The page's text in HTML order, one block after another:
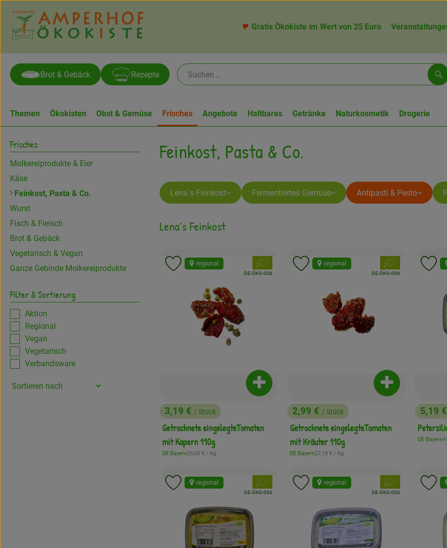
Gratis Ökokiste im Wert von 25 Euro
Brot & Gebäck Rezepte
Themen Ökokisten Obst & Gemüse Frisches Angebote Haltbares Getränke Naturkosmetik Drogerie
Frisches
Molkereiprodukte & Eier
Käse
Feinkost, Pasta & Co.
Wurst
Fisch & Fleisch
Brot & Gebäck
Vegetarisch & Vegan
Ganze Gebinde Molkereiprodukte
Filter & Sortierung
Aktion
Regional
Vegan
Vegetarisch
Verbandsware
Feinkost, Pasta & Co.
Lena´s Feinkost Fermentiertes Gemüse Antipasti & Pesto
Lena´s Feinkost
, Preis:
3,19 € / Stück
Getrocknete eingelegteTomaten
mit Kapern 110g
, Herkunft:
DE Bayern, Referenzpreis:
29,00 € / kg
Produkt zum Warenkorb hinzufügen
, Verband:
, Kontrollstelle:
DE-ÖKO-006
regional
Produkt zu Favouriten hinzufügen
, Preis:
2,99 € / Stück
Getrocknete eingelegteTomaten
mit Kräuter 110g
, Herkunft:
DE Bayern, Referenzpreis:
27,18 € / kg
Produkt zum
, Verband:
, Kontrollstelle:
DE-ÖKO-006
regional
Produkt zu Favouriten hinzufügen
,
5,19 €
, Herkunft:
DE Bayern,
, Verband:
, Kontrollstelle:
DE-ÖKO-006
regional
Produkt zu Favouriten hinzufügen
, Verband:
, Kontrollstelle:
DE-ÖKO-006
regional
Produkt zu Favouriten hinzufügen